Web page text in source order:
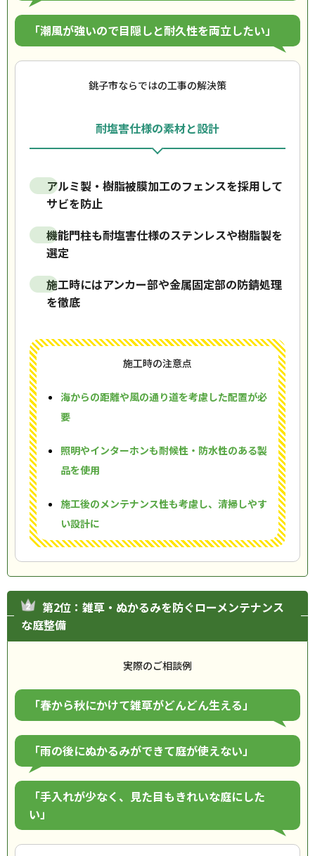
「潮風が強いので目隠しと耐久性を両立したい」
銚子市ならではの工事の解決策
耐塩害仕様の素材と設計
アルミ製・樹脂被膜加工のフェンスを採用して
サビを防止
機能門柱も耐塩害仕様のステンレスや樹脂製を
選定
施工時にはアンカー部や金属固定部の防錆処理
を徹底
施工時の注意点
海からの距離や風の通り道を考慮した配置が必
要
照明やインターホンも耐候性・防水性のある製
品を使用
施工後のメンテナンス性も考慮し、清掃しやす
い設計に
第2位：雑草・ぬかるみを防ぐローメンテナンス
な庭整備
実際のご相談例
「春から秋にかけて雑草がどんどん生える」
「雨の後にぬかるみができて庭が使えない」
「手入れが少なく、見た目もきれいな庭にした
い」